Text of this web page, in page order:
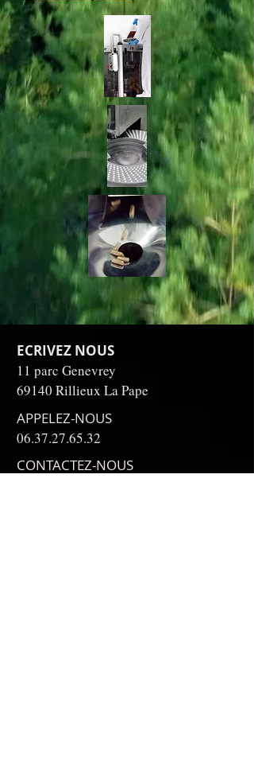
ECRIVEZ NOUS
11 parc Genevrey
69140 Rillieux La Pape
APPELEZ-NOUS
06.37.27.65.32
CONTACTEZ-NOUS